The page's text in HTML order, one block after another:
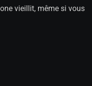
vieillit, même si vous